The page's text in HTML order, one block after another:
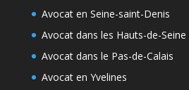
Avocat en Seine-saint-Denis
Avocat dans les Hauts-de-Seine
Avocat dans le Pas-de-Calais
Avocat en Yvelines